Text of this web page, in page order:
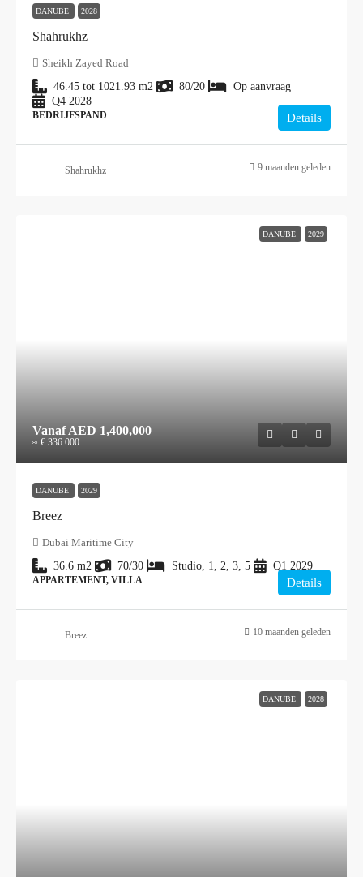
DANUBE 2028
Shahrukhz
Sheikh Zayed Road
46.45 tot 1021.93 m2 80/20
Op aanvraag
Q4 2028
BEDRIJFSPAND Details
Shahrukhz 9 maanden geleden
DANUBE 2029
VanafAED 1,400,000
≈ € 336.000
DANUBE 2029
Breez
Dubai Maritime City
36.6 m2 70/30 Studio, 1, 2, 3, 5 Q1 2029
APPARTEMENT, VILLA Details
Breez 10 maanden geleden
DANUBE 2028